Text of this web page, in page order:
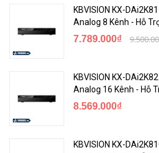
KBVISION KX-
Analog 8 Kênh - Hỗ
7.789.000₫
KBVISION KX-
Analog 16 Kênh - Hỗ
8.569.000₫
KBVISION KX-